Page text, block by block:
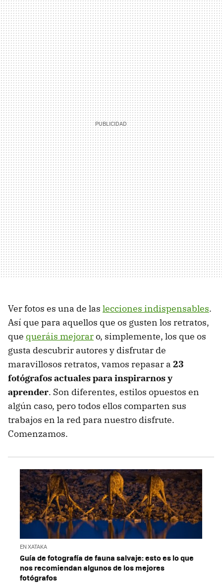
Ver fotos es una de las lecciones indispensables.
Así que para aquellos que os gusten los retratos,
que queráis mejoraro, simplemente, los que os
gusta descubrir autores y disfrutar de
maravillosos retratos, vamos repasar a 23
fotógrafos actuales para inspirarnos y
aprender. Son diferentes, estilos opuestos en
algún caso, pero todos ellos comparten sus
trabajos en la red para nuestro disfrute.
Comenzamos.
EN XATAKA
Guía de fotografía de fauna salvaje: esto es lo que
nos recomiendan algunos de los mejores
fotógrafos